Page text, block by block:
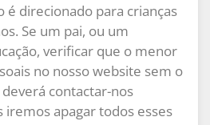
é direcionado para crianças
Se um pai, ou um
verificar que o menor
no nosso website sem o
contactar-nos
apagar todos esses